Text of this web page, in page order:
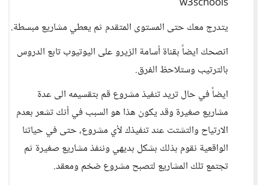
يتدرج معك حتى المستوى المتقدم ثم يعطي مشاريع مبسطة.
انصحك ايضاً بقناة أسامة الزيرو على اليوتيوب تابع الدروس
بالترتيب وستلاحظ الفرق.
ايضاً في حال تريد تنفيذ مشروع قم بتقسيمه الى عدة
مشاريع صغيرة وقد يكون هذا هو السبب في أنك تشعر بعدم
الارتياح والتشتت عند تنفيذك لأي مشروع، حتى في حياتنا
الواقعية نقوم بذلك بشكل بديهي وننفذ مشاريع صغيرة ثم
تجتمع تلك المشاريع لتصبح مشروع ضخم ومعقد.